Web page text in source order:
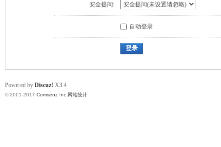
安全提问:
自动登录
登录
Powered by Discuz! X3.4
© 2001-2017 Comsenz Inc. 网站统计